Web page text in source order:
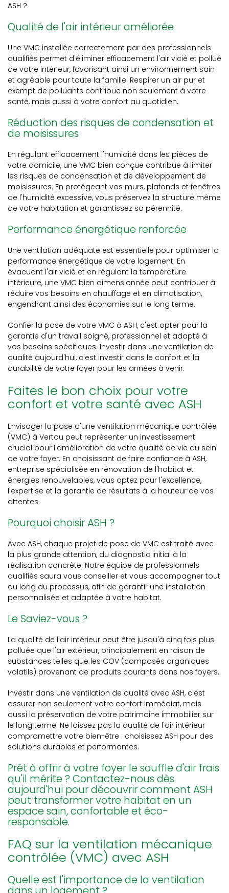
ASH ?
Qualité de l'air intérieur améliorée
Une VMC installée correctement par des professionnels
qualifiés permet d'éliminer efficacement l'air vicié et pollué
de votre intérieur, favorisant ainsi un environnement sain
et agréable pour toute la famille. Respirer un air pur et
exempt de polluants contribue non seulement à votre
santé, mais aussi à votre confort au quotidien.
Réduction des risques de condensation et
de moisissures
En régulant efficacement l'humidité dans les pièces de
votre domicile, une VMC bien conçue contribue à limiter
les risques de condensation et de développement de
moisissures. En protégeant vos murs, plafonds et fenêtres
de l'humidité excessive, vous préservez la structure même
de votre habitation et garantissez sa pérennité.
Performance énergétique renforcée
Une ventilation adéquate est essentielle pour optimiser la
performance énergétique de votre logement. En
évacuant l'air vicié et en régulant la température
intérieure, une VMC bien dimensionnée peut contribuer à
réduire vos besoins en chauffage et en climatisation,
engendrant ainsi des économies sur le long terme.
Confier la pose de votre VMC à ASH, c'est opter pour la
garantie d'un travail soigné, professionnel et adapté à
vos besoins spécifiques. Investir dans une ventilation de
qualité aujourd'hui, c'est investir dans le confort et la
durabilité de votre foyer pour les années à venir.
Faites le bon choix pour votre
confort et votre santé avec ASH
Envisager la pose d'une ventilation mécanique contrôlée
(VMC) à Vertou peut représenter un investissement
crucial pour l'amélioration de votre qualité de vie au sein
de votre foyer. En choisissant de faire confiance à ASH,
entreprise spécialisée en rénovation de l'habitat et
énergies renouvelables, vous optez pour l'excellence,
l'expertise et la garantie de résultats à la hauteur de vos
attentes.
Pourquoi choisir ASH ?
Avec ASH, chaque projet de pose de VMC est traité avec
la plus grande attention, du diagnostic initial à la
réalisation concrète. Notre équipe de professionnels
qualifiés saura vous conseiller et vous accompagner tout
au long du processus, afin de garantir une installation
personnalisée et adaptée à votre habitat.
Le Saviez-vous ?
La qualité de l'air intérieur peut être jusqu'à cinq fois plus
polluée que l'air extérieur, principalement en raison de
substances telles que les COV (composés organiques
volatils) provenant de produits courants dans nos foyers.
Investir dans une ventilation de qualité avec ASH, c'est
assurer non seulement votre confort immédiat, mais
aussi la préservation de votre patrimoine immobilier sur
le long terme. Ne laissez pas la qualité de l'air intérieur
compromettre votre bien-être : choisissez ASH pour des
solutions durables et performantes.
Prêt à offrir à votre foyer le souffle d'air frais
qu'il mérite ? Contactez-nous dès
aujourd'hui pour découvrir comment ASH
peut transformer votre habitat en un
espace sain, confortable et éco-
responsable.
FAQ sur la ventilation mécanique
contrôlée (VMC) avec ASH
Quelle est l'importance de la ventilation